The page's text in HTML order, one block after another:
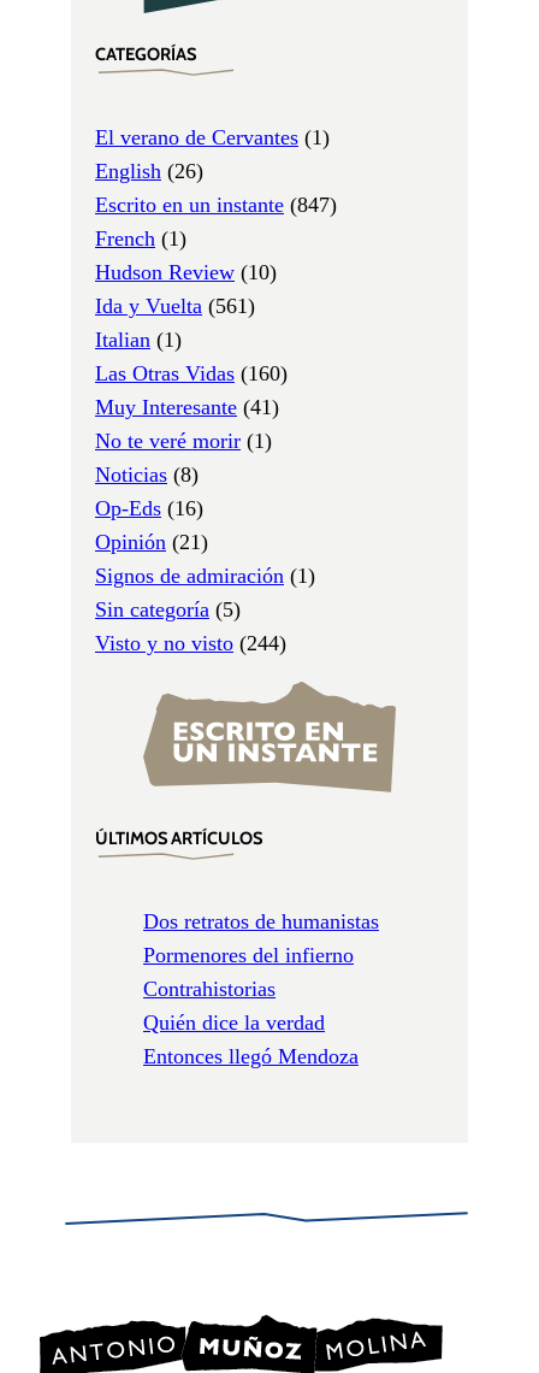
CATEGORÍAS
El verano de Cervantes (1)
English (26)
Escrito en un instante (847)
French (1)
Hudson Review (10)
Ida y Vuelta (561)
Italian (1)
Las Otras Vidas (160)
Muy Interesante (41)
No te veré morir (1)
Noticias (8)
Op-Eds (16)
Opinión (21)
Signos de admiración (1)
Sin categoría (5)
Visto y no visto (244)
ÚLTIMOS ARTÍCULOS
Dos retratos de humanistas
Pormenores del infierno
Contrahistorias
Quién dice la verdad
Entonces llegó Mendoza